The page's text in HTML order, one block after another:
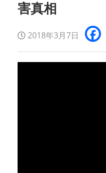
害真相
2018年3月7日